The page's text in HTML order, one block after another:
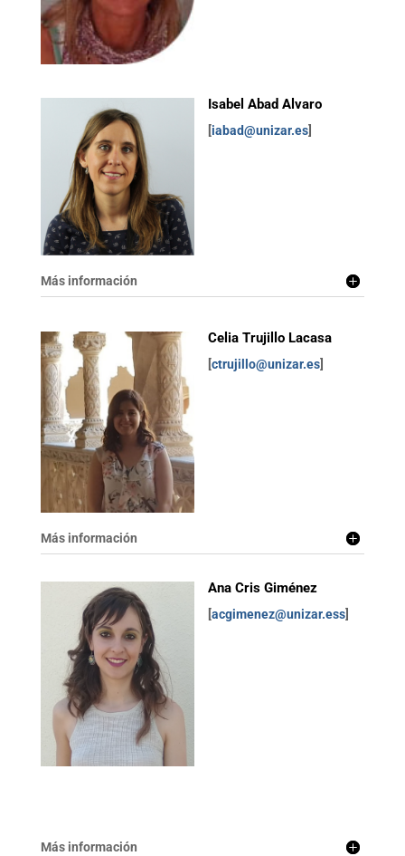
Isabel Abad Alvaro
[iabad@unizar.es]
Más información
Celia Trujillo Lacasa
[ctrujillo@unizar.es]
Más información
Ana Cris Giménez
[acgimenez@unizar.ess]
Más información